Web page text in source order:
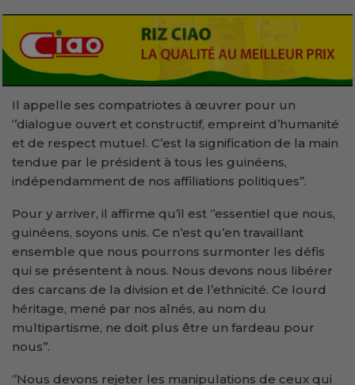
Il appelle ses compatriotes à œuvrer pour un
‘’dialogue ouvert et constructif, empreint d’humanité
et de respect mutuel. C’est la signification de la main
tendue par le président à tous les guinéens,
indépendamment de nos affiliations politiques’’.
Pour y arriver, il affirme qu’il est ‘’essentiel que nous,
guinéens, soyons unis. Ce n’est qu’en travaillant
ensemble que nous pourrons surmonter les défis
qui se présentent à nous. Nous devons nous libérer
des carcans de la division et de l’ethnicité. Ce lourd
héritage, mené par nos aînés, au nom du
multipartisme, ne doit plus être un fardeau pour
nous’’.
‘’Nous devons rejeter les manipulations de ceux qui